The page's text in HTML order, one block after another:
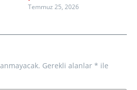
Temmuz 25, 2026
Gerekli alanlar * ile